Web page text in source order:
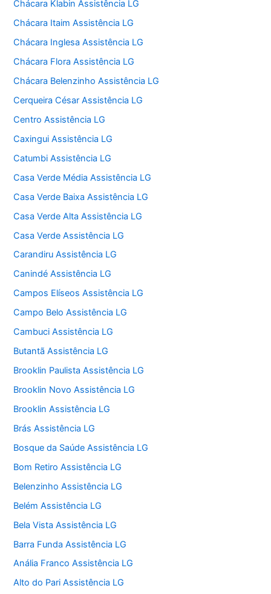
Chácara Klabin Assistência LG
Chácara Itaim Assistência LG
Chácara Inglesa Assistência LG
Chácara Flora Assistência LG
Chácara Belenzinho Assistência LG
Cerqueira César Assistência LG
Centro Assistência LG
Caxingui Assistência LG
Catumbi Assistência LG
Casa Verde Média Assistência LG
Casa Verde Baixa Assistência LG
Casa Verde Alta Assistência LG
Casa Verde Assistência LG
Carandiru Assistência LG
Canindé Assistência LG
Campos Elíseos Assistência LG
Campo Belo Assistência LG
Cambuci Assistência LG
Butantã Assistência LG
Brooklin Paulista Assistência LG
Brooklin Novo Assistência LG
Brooklin Assistência LG
Brás Assistência LG
Bosque da Saúde Assistência LG
Bom Retiro Assistência LG
Belenzinho Assistência LG
Belém Assistência LG
Bela Vista Assistência LG
Barra Funda Assistência LG
Anália Franco Assistência LG
Alto do Pari Assistência LG